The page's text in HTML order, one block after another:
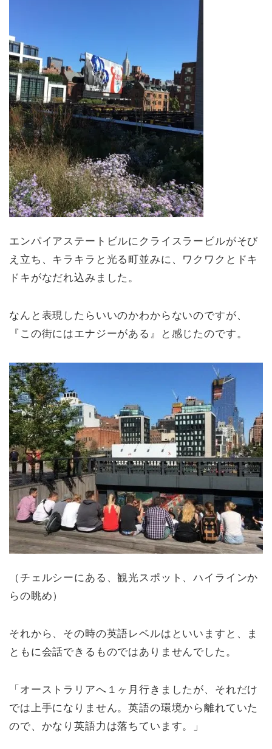
エンパイアステートビルにクライスラービルがそび
え立ち、キラキラと光る町並みに、ワクワクとドキ
ドキがなだれ込みました。
なんと表現したらいいのかわからないのですが、
『この街にはエナジーがある』と感じたのです。
（チェルシーにある、観光スポット、ハイラインか
らの眺め）
それから、その時の英語レベルはといいますと、ま
ともに会話できるものではありませんでした。
「オーストラリアへ１ヶ月行きましたが、それだけ
では上手になりません。英語の環境から離れていた
ので、かなり英語力は落ちています。」